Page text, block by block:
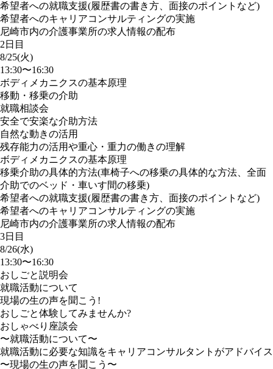
希望者への就職支援(履歴書の書き方、面接のポイントなど)
希望者へのキャリアコンサルティングの実施
尼崎市内の介護事業所の求人情報の配布
2日目
8/25(火)
13:30〜16:30
ボディメカニクスの基本原理
移動・移乗の介助
就職相談会
安全で安楽な介助方法
自然な動きの活用
残存能力の活用や重心・重力の働きの理解
ボディメカニクスの基本原理
移乗介助の具体的方法(車椅子への移乗の具体的な方法、全面
介助でのベッド・車いす間の移乗)
希望者への就職支援(履歴書の書き方、面接のポイントなど)
希望者へのキャリアコンサルティングの実施
尼崎市内の介護事業所の求人情報の配布
3日目
8/26(水)
13:30〜16:30
おしごと説明会
就職活動について
現場の生の声を聞こう!
おしごと体験してみませんか?
おしゃべり座談会
〜就職活動について〜
就職活動に必要な知識をキャリアコンサルタントがアドバイス
〜現場の生の声を聞こう〜